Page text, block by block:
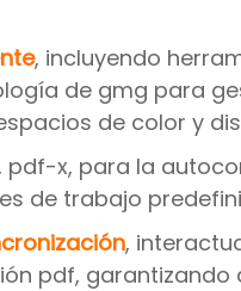
, incluyendo
de gmg para
de color y
pdf-x, para la
de trabajo
,
pdf,